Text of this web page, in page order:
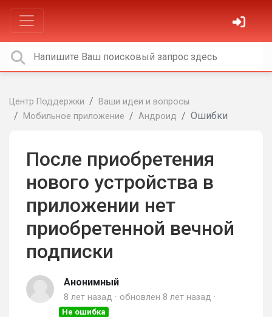
Центр Поддержки
Ваши идеи и вопросы
Мобильное приложение
Андроид Ошибки
После приобретения
нового устройства в
приложении нет
приобретенной вечной
подписки
Анонимный
8 лет назад обновлен 8 лет назад
Не ошибка